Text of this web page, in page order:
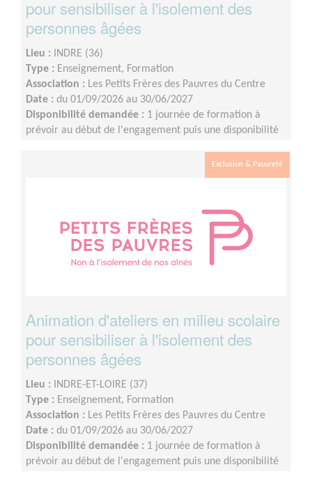
pour sensibiliser à l'isolement des
personnes âgées
Lieu : INDRE (36)
Type : Enseignement, Formation
Association : Les Petits Frères des Pauvres du Centre
Date : du 01/09/2026 au 30/06/2027
Disponibilité demandée : 1 journée de formation à
prévoir au début de l'engagement puis une disponibilité
Exclusion & Pauvreté
Animation d'ateliers en milieu scolaire
pour sensibiliser à l'isolement des
personnes âgées
Lieu : INDRE-ET-LOIRE (37)
Type : Enseignement, Formation
Association : Les Petits Frères des Pauvres du Centre
Date : du 01/09/2026 au 30/06/2027
Disponibilité demandée : 1 journée de formation à
prévoir au début de l'engagement puis une disponibilité